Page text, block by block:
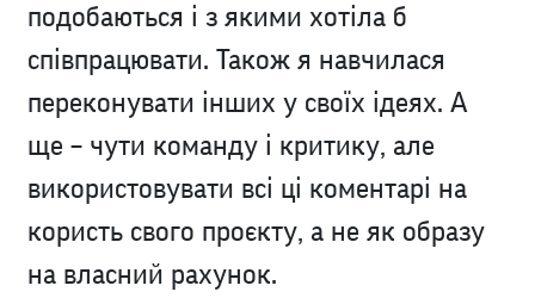
подобаються і з якими хотіла б
співпрацювати. Також я навчилася
переконувати інших у своїх ідеях. А
ще – чути команду і критику, але
використовувати всі ці коментарі на
користь свого проєкту, а не як образу
на власний рахунок.